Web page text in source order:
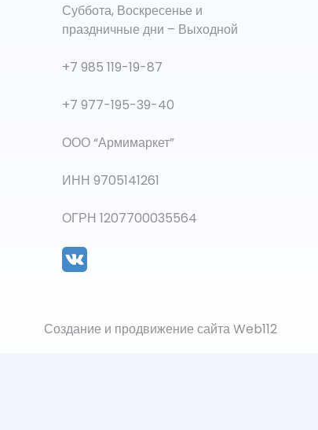
Суббота, Воскресенье и
праздничные дни – Выходной
+7 985 119-19-87
+7 977-195-39-40
ООО “Армимаркет”
ИНН 9705141261
ОГРН 1207700035564
Создание и продвижение сайта Web112